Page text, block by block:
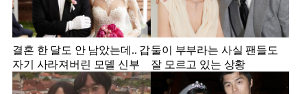
결혼 한 달도 안 남았는데.. 갑
자기 사라져버린 모델 신부
둘이 부부라는 사실 팬들도
잘 모르고 있는 상황